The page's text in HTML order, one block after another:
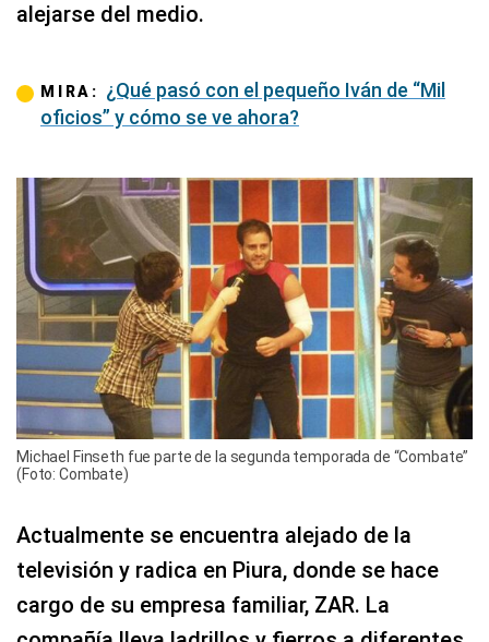
alejarse del medio.
MIRA: ¿Qué pasó con el pequeño Iván de “Mil
oficios” y cómo se ve ahora?
Michael Finseth fue parte de la segunda temporada de “Combate”
(Foto: Combate)
Actualmente se encuentra alejado de la
televisión y radica en Piura, donde se hace
cargo de su empresa familiar, ZAR. La